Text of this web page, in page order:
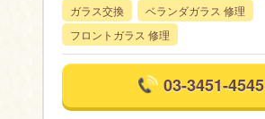
ガラス交換
ベランダガラス 修理
フロントガラス 修理
03-3451-4545